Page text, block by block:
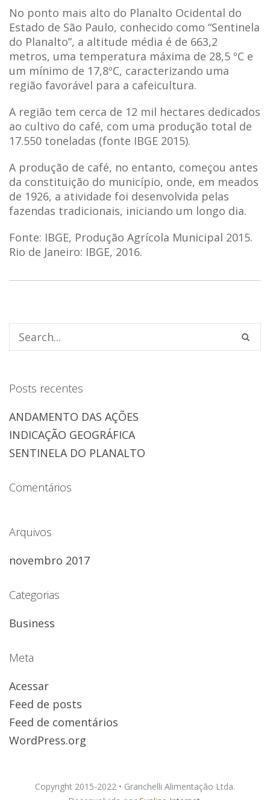
No ponto mais alto do Planalto Ocidental do
Estado de São Paulo, conhecido como “Sentinela
do Planalto”, a altitude média é de 663,2
metros, uma temperatura máxima de 28,5 ºC e
um mínimo de 17,8ºC, caracterizando uma
região favorável para a cafeicultura.
A região tem cerca de 12 mil hectares dedicados
ao cultivo do café, com uma produção total de
17.550 toneladas (fonte IBGE 2015).
A produção de café, no entanto, começou antes
da constituição do município, onde, em meados
de 1926, a atividade foi desenvolvida pelas
fazendas tradicionais, iniciando um longo dia.
Fonte: IBGE, Produção Agrícola Municipal 2015.
Rio de Janeiro: IBGE, 2016.
Posts recentes
ANDAMENTO DAS AÇÕES
INDICAÇÃO GEOGRÁFICA
SENTINELA DO PLANALTO
Comentários
Arquivos
novembro 2017
Categorias
Business
Meta
Acessar
Feed de posts
Feed de comentários
WordPress.org
Copyright 2015-2022 • Granchelli Alimentação Ltda.